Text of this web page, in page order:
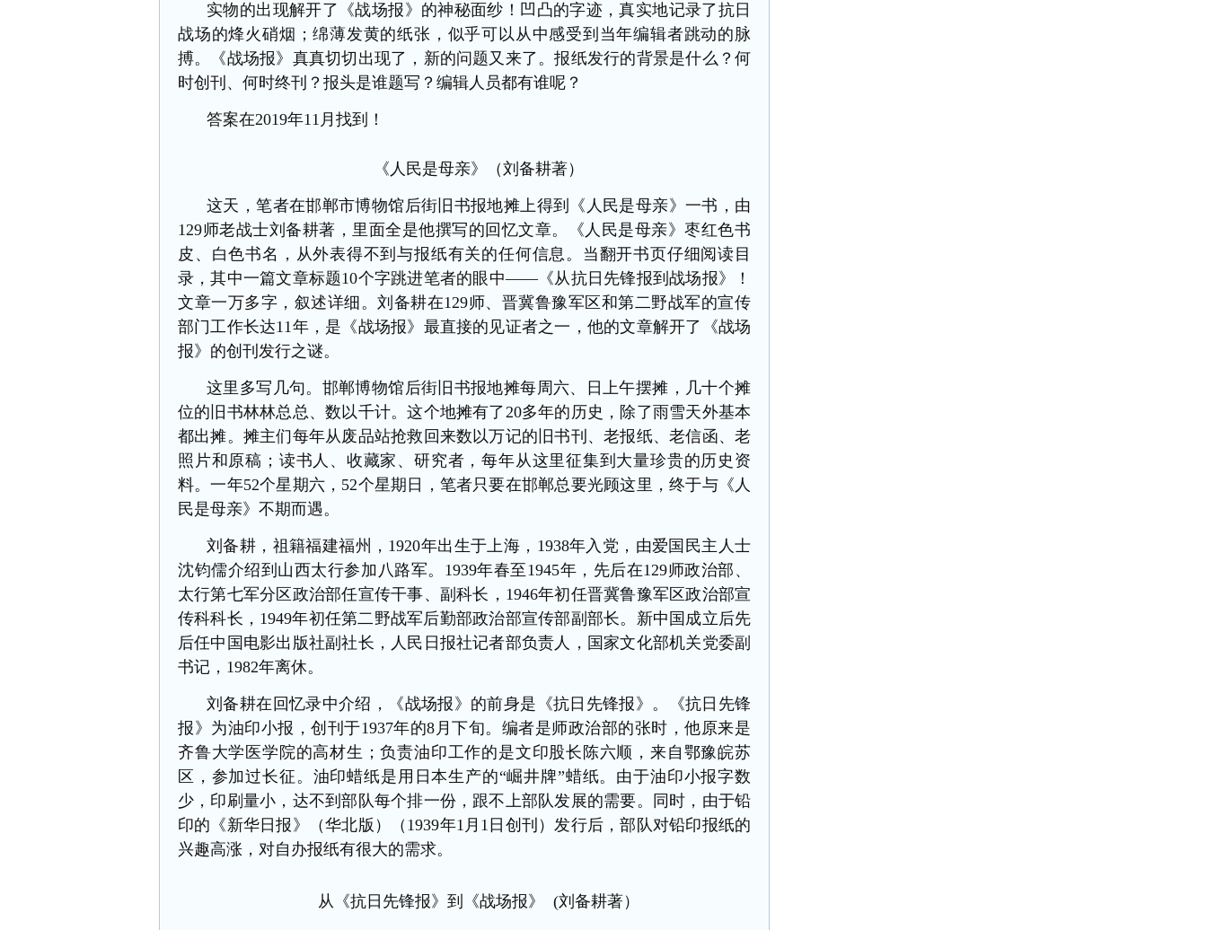
实物的出现解开了《战场报》的神秘面纱！凹凸的字迹，真实地记录了抗日
战场的烽火硝烟；绵薄发黄的纸张，似乎可以从中感受到当年编辑者跳动的脉
搏。《战场报》真真切切出现了，新的问题又来了。报纸发行的背景是什么？何
时创刊、何时终刊？报头是谁题写？编辑人员都有谁呢？
答案在2019年11月找到！
《人民是母亲》（刘备耕著）
这天，笔者在邯郸市博物馆后街旧书报地摊上得到《人民是母亲》一书，由
129师老战士刘备耕著，里面全是他撰写的回忆文章。《人民是母亲》枣红色书
皮、白色书名，从外表得不到与报纸有关的任何信息。当翻开书页仔细阅读目
录，其中一篇文章标题10个字跳进笔者的眼中——《从抗日先锋报到战场报》！
文章一万多字，叙述详细。刘备耕在129师、晋冀鲁豫军区 和第二野战军的宣传
部门工作长达11年，是《战场报》最直接的见证者之一，他的文章解开了《战场
报》的创刊发行之谜。
这里多写几句。邯郸博物馆后街旧书报地摊每周六、日上午摆摊，几十个摊
位的旧书林林总总、数以千计。这个地摊有了20多年的历史，除了雨雪天外基本
都出摊。摊主们每年从废品站抢救回来数以万记的旧书刊、老报纸、老信函、老
照片和原稿；读书人、收藏家、研究者，每年从这里征集到大量珍贵的历史资
料。一年52个星期六，52个星期日，笔者只要在邯郸总要光顾这里，终于与《人
民是母亲》不期而遇。
刘备耕，祖籍福建福州， 1920年出生于上海，1938年入党，由爱国民主人士
沈钧儒介绍到山西太行参加八路军。1939年春至1945年，先后在129师政治部、
太行第七军分区政治部任宣传干事、副科长，1946年初任晋冀鲁豫军区政治部宣
传科科长，1949年初任第二野战军后勤部政治部宣传部副部长。新中国成立后先
后任中国电影出版社副社长，人民日报社记者部负责人，国家文化部机关党委副
书记，1982年离休。
刘备耕在回忆录中介绍，《战场报》的前身是《抗日先锋报》。《抗日先锋
报》为油印小报，创刊于1937年的8月下旬。编者是师政治部的张时，他原来是
齐鲁大学医学院的高材生；负责油印工作的是文印股长陈六顺，来自鄂豫皖苏
区，参加过长征。油印蜡纸是用日本生产的“崛井牌”蜡纸。由于油印小报字数
少，印刷量小，达不到部队每个排一份，跟不上部队发展的需要。同时，由于铅
印的《新华日报》（华北版）（1939年1月1日创刊）发行后，部队对铅印报纸的
兴趣高涨，对自办报纸有很大的需求。
从《抗日先锋报》到《战场报》 (刘备耕著）